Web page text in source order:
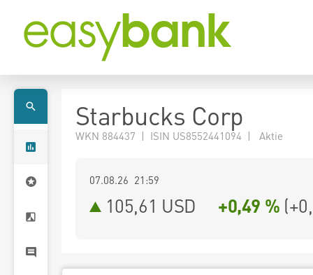
Starbucks Corp
WKN 884437 | ISIN US8552441094 | Aktie
07.08.26 21:59
105,61 USD +0,49 % (